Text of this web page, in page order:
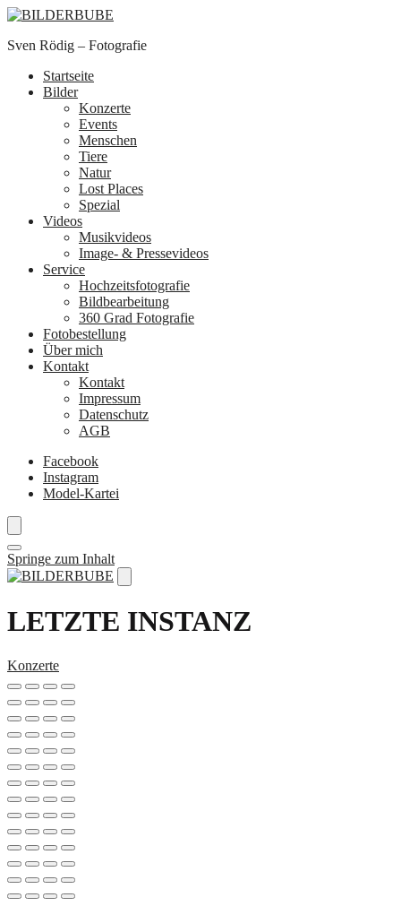
Sven Rödig – Fotografie
Startseite
Bilder
Konzerte
Events
Menschen
Tiere
Natur
Lost Places
Spezial
Videos
Musikvideos
Image- & Pressevideos
Service
Hochzeitsfotografie
Bildbearbeitung
360 Grad Fotografie
Fotobestellung
Über mich
Kontakt
Kontakt
Impressum
Datenschutz
AGB
Facebook
Instagram
Model-Kartei
Springe zum Inhalt
LETZTE INSTANZ
Konzerte